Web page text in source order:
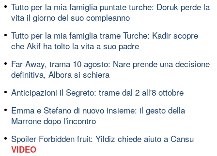
Tutto per la mia famiglia puntate turche: Doruk perde la
vita il giorno del suo compleanno
Tutto per la mia famiglia trame Turche: Kadir scopre
che Akif ha tolto la vita a suo padre
Far Away, trama 10 agosto: Nare prende una decisione
definitiva, Albora si schiera
Anticipazioni il Segreto: trame dal 2 all'8 ottobre
Emma e Stefano di nuovo insieme: il gesto della
Marrone dopo l'incontro
Spoiler Forbidden fruit: Yildiz chiede aiuto a Cansu
VIDEO